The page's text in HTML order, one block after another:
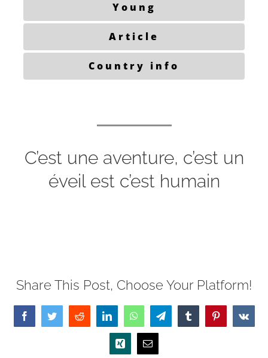
Young
Article
Country info
C’est une aventure, c’est un
éveil est c’est humain
Share This Post, Choose Your Platform!
FacebookTwitterReddit LinkedInWhatsAppTelegramTumblrPinterestVk
Xing Email